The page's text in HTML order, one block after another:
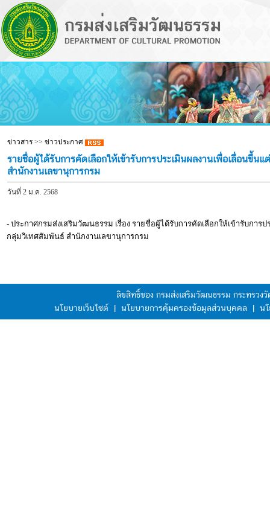
ข่าวสาร>> ข่าวประกาศ
รายชื่อผู้ได้รับการคัดเลือกให้เข้ารับการประเมินผลงานเพื่อเลื่อนขึ้
สำนักงานเลขานุการกรม
วันที่ 2 ม.ค. 2568
- ประกาศกรมส่งเสริมวัฒนธรรม เรื่อง รายชื่อผู้ได้รับการคัดเลือกให้เข้ารับกา
กลุ่มวิเทศสัมพันธ์ สำนักงานเลขานุการกรม
ลิขสิทธิ์ของ กรมส่งเสริมวัฒนธรรม กระทรว
นโยบายเว็บไซต์
| นโยบายการคุ้มครองข้อมูลส่วนบุคคล | น